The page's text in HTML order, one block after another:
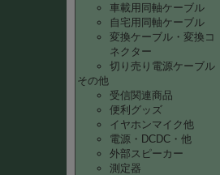
車載用同軸ケーブル
自宅用同軸ケーブル
変換ケーブル・変換コ
ネクター
切り売り電源ケーブル
その他
受信関連商品
便利グッズ
イヤホンマイク他
電源・DCDC・他
外部スピーカー
測定器